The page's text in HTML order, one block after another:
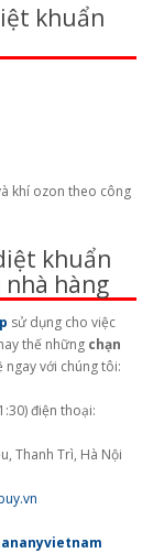
khuẩn
khí ozon theo công
khuẩn
nhà hàng
sử dụng cho việc
thế những chạn
ngay với chúng tôi:
điện thoại:
Thanh Trì, Hà Nội